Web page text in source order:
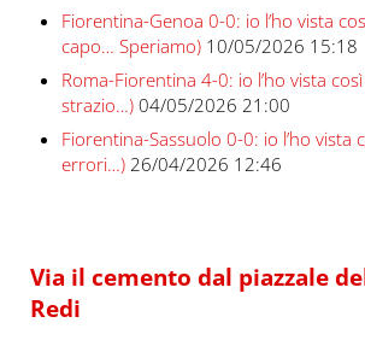
Fiorentina-Genoa 0-0: io l’ho vista
capo… Speriamo) 10/05/2026 15:18
Roma-Fiorentina 4-0: io l’ho vista
strazio…) 04/05/2026 21:00
Fiorentina-Sassuolo 0-0: io l’ho vista
errori…) 26/04/2026 12:46
Via il cemento dal piazzale
Redi